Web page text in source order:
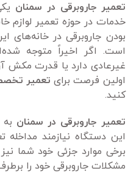
تعمیر جاروبرقی در سمنان
خدمات در حوزه تعمیر لوازم
بودن جاروبرقی در خانه‌های
است. اگر اخیراً متوجه
غیرعادی دارد یا قدرت مکش
اولین فرصت برای تعمیر
کنید.
تعمیر جاروبرقی در سمنان
این دستگاه نیازمند مداخله
برخی موارد جزئی خود شما
مشکلات جاروبرقی خود را